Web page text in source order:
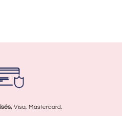
Visa, Mastercard,